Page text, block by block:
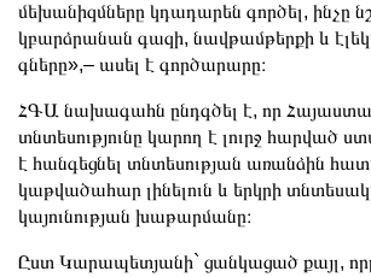
մեխանիզմները կդադարեն գործել, ինչը
կբարձրանան գազի, նավթամթերքի և
գները»,– ասել է գործարարը։
ՀԳԱ նախագահն ընդգծել է, որ
տնտեսությունը կարող է լուրջ հարված
է հանգեցնել տնտեսության առանձին
կաթվածահար լինելուն և երկրի
կայունության խաթարմանը։
Ըստ Կարապետյանի` ցանկացած քայլ,